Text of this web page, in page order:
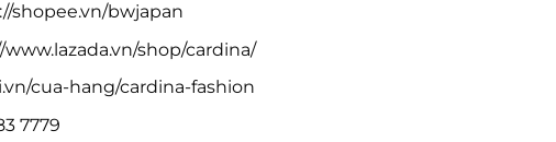
shopee.vn/bwjapan
www.lazada.vn/shop/cardina/
cua-hang/cardina-fashion
7779